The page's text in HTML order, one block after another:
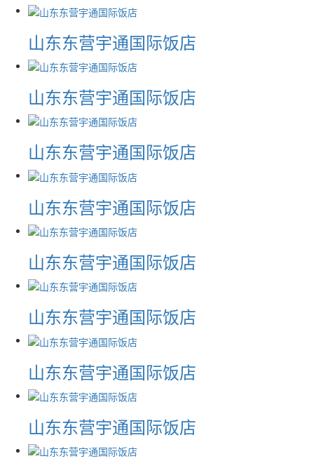
山东东营宇通国际饭店
山东东营宇通国际饭店
山东东营宇通国际饭店
山东东营宇通国际饭店
山东东营宇通国际饭店
山东东营宇通国际饭店
山东东营宇通国际饭店
山东东营宇通国际饭店